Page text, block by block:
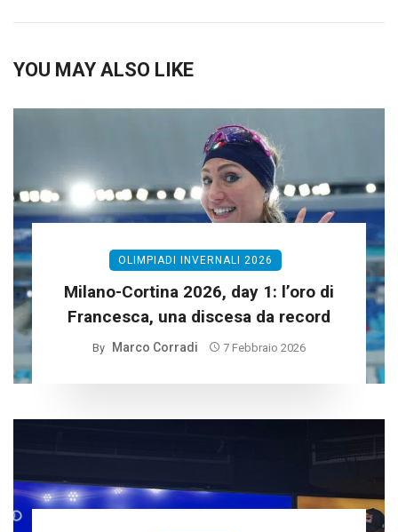
YOU MAY ALSO LIKE
OLIMPIADI INVERNALI 2026
Milano-Cortina 2026, day 1: l’oro di
Francesca, una discesa da record
By Marco Corradi 7 Febbraio 2026